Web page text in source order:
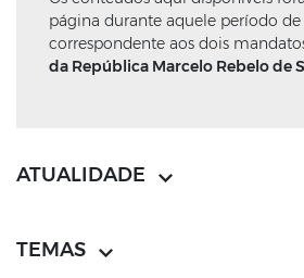
página durante aquele período de
correspondente aos dois
da República Marcelo Rebelo de
ATUALIDADE
TEMAS